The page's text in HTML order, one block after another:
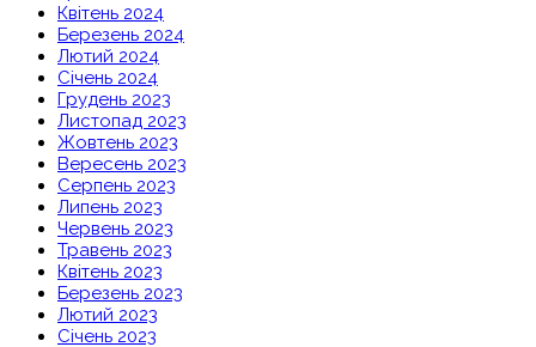
Квітень 2024
Березень 2024
Лютий 2024
Січень 2024
Грудень 2023
Листопад 2023
Жовтень 2023
Вересень 2023
Серпень 2023
Липень 2023
Червень 2023
Травень 2023
Квітень 2023
Березень 2023
Лютий 2023
Січень 2023